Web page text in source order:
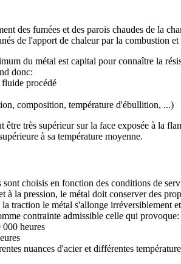
des fumées et des parois chaudes de la
de l'apport de chaleur par la combustion
du métal est capital pour connaître la
donc:
fluide procédé
composition, température d'ébullition, ...)
très supérieur sur la face exposée à la
à sa température moyenne.
sont choisis en fonction des conditions de
à la pression, le métal doit conserver des
traction le métal s'allonge irréversiblement
contrainte admissible celle qui provoque:
heures
nuances d'acier et différentes